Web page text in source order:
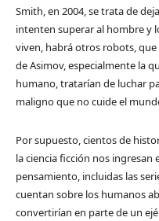
Smith, en 2004, se trata de
intenten superar al hombre y
viven, habrá otros robots,
de Asimov, especialmente la
humano, tratarían de luchar
maligno que no cuide el
Por supuesto, cientos de
la ciencia ficción nos ingresan
pensamiento, incluidas las
cuentan sobre los humanos
convertirían en parte de un